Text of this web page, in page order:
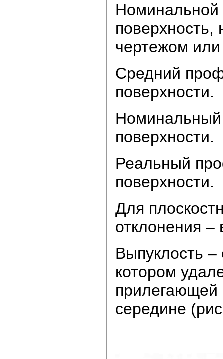
Номинальной
чертежом или
Средний
поверхности.
поверхности.
Реальный
поверхности.
Для
отклонения –
Выпуклость –
котором
прилегающей
середине